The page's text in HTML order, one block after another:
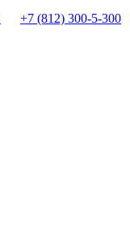
+7 (812) 300-5-300